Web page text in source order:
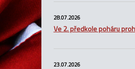
28.07.2026
Ve 2. předkole poháru
23.07.2026